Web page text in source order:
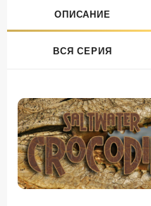
ОПИСАНИЕ
ВСЯ СЕРИЯ